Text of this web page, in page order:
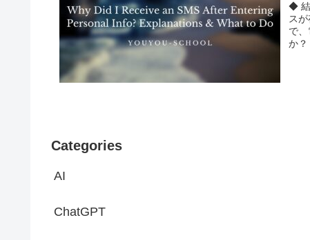
◆ 結
ス
で
か
Categories
AI
ChatGPT